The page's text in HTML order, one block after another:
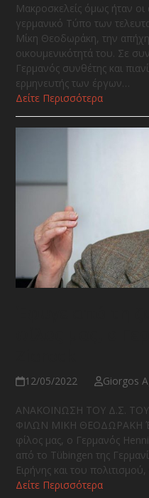
Μακροσκελείς όμως ήταν οι
γερμανικό Τύπο των
Μίκη Θεοδωράκη, την
οικουμενικότητά του. Σε
Γερμανός συνθέτης και
ερμηνευτής των έργων…
Δείτε Περισσότερα
12/05/2022 Giorgos
ΑΝΑΚΟΙΝΩΣΗ ΤΟΥ Δ.Σ.
ΦΙΛΩΝ ΜΙΚΗ ΘΕΟΔΩΡΑΚΗ
φίλος μας, ο Γερμανός
από το Tübingen της
Ειρήνης και του
Δείτε Περισσότερα